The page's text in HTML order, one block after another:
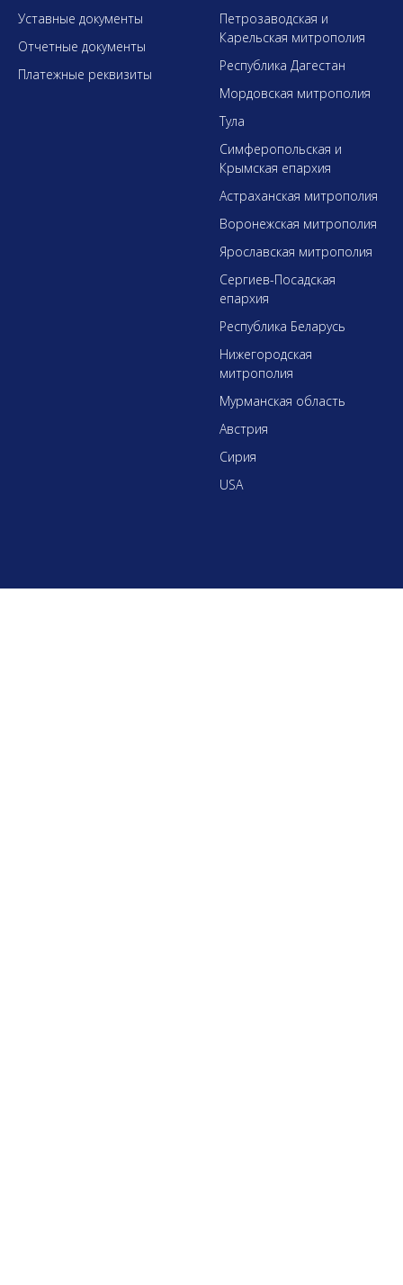
Уставные документы
Отчетные документы
Платежные реквизиты
Петрозаводская и
Карельская митрополия
Республика Дагестан
Мордовская митрополия
Тула
Симферопольская и
Крымская епархия
Астраханская митрополия
Воронежская митрополия
Ярославская митрополия
Сергиев-Посадская
епархия
Республика Беларусь
Нижегородская
митрополия
Мурманская область
Австрия
Сирия
USA